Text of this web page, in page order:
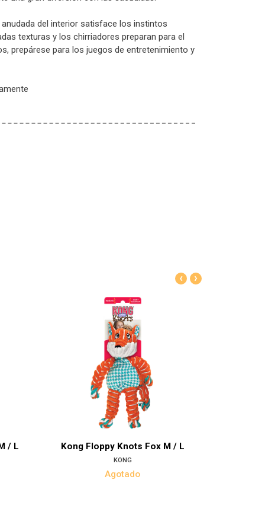
del interior satisface los instintos
texturas y los chirriadores preparan para el
prepárese para los juegos de entretenimiento y
/ L Kong Floppy Knots Fox M / L
KONG
Agotado
‹ ›